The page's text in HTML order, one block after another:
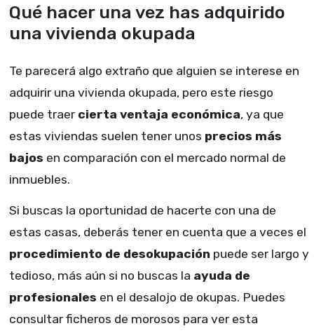
Qué hacer una vez has adquirido
una vivienda okupada
Te parecerá algo extraño que alguien se interese en
adquirir una vivienda okupada, pero este riesgo
puede traer cierta ventaja económica, ya que
estas viviendas suelen tener unos precios más
bajos en comparación con el mercado normal de
inmuebles.
Si buscas la oportunidad de hacerte con una de
estas casas, deberás tener en cuenta que a veces el
procedimiento de desokupación puede ser largo y
tedioso, más aún si no buscas la ayuda de
profesionales en el desalojo de okupas. Puedes
consultar ficheros de morosos para ver esta